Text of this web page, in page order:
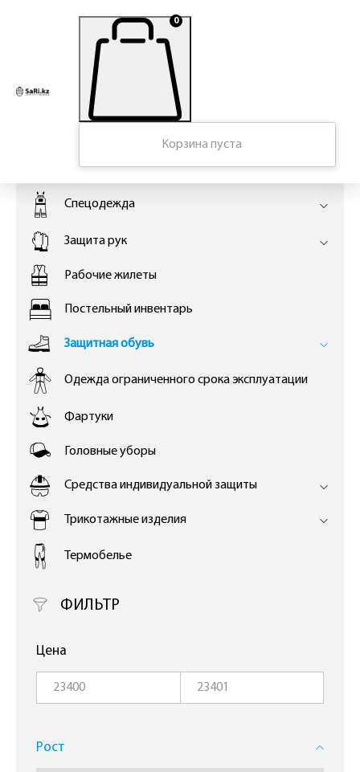
0
Корзина пуста
КАТАЛОГ
Спецодежда
Защита рук
Рабочие жилеты
Постельный инвентарь
Защитная обувь
Одежда ограниченного срока эксплуатации
Фартуки
Головные уборы
Средства индивидуальной защиты
Трикотажные изделия
Термобелье
ФИЛЬТР
Цена
Рост